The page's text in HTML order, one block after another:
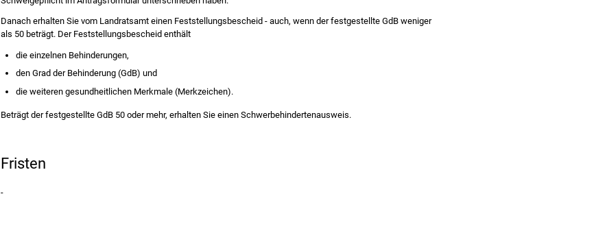
Danach erhalten Sie vom Landratsamt einen Feststellungsbescheid - auch, wenn der festgestellte GdB weniger
als 50 beträgt.Der Feststellungsbescheid enthält
die einzelnen Behinderungen,
den Grad der Behinderung (GdB) und
die weiteren gesundheitlichen Merkmale (Merkzeichen).
Beträgt der festgestellte GdB 50 oder mehr, erhalten Sie einen Schwerbehindertenausweis.
Fristen
-